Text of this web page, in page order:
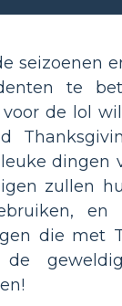
seizoenen
te
de lol
dingen
zullen
en
die met
de